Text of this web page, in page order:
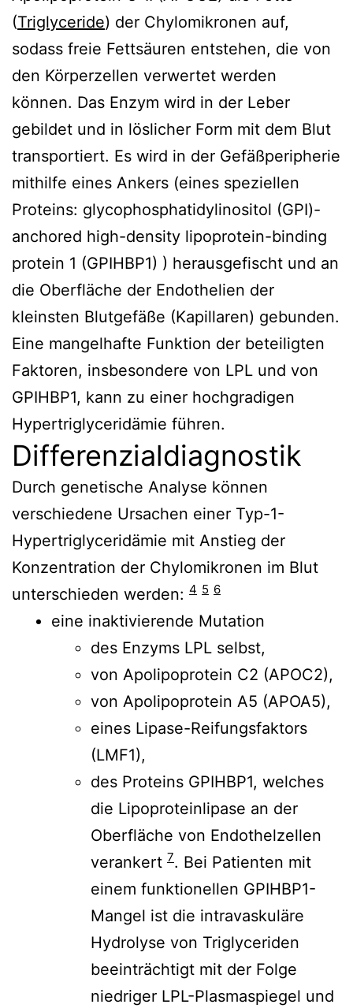
(Triglyceride) der Chylomikronen auf,
sodass freie Fettsäuren entstehen, die von
den Körperzellen verwertet werden
können. Das Enzym wird in der Leber
gebildet und in löslicher Form mit dem Blut
transportiert. Es wird in der Gefäßperipherie
mithilfe eines Ankers (eines speziellen
Proteins: glycophosphatidylinositol (GPI)-
anchored high-density lipoprotein-binding
protein 1 (GPIHBP1) ) herausgefischt und an
die Oberfläche der Endothelien der
kleinsten Blutgefäße (Kapillaren) gebunden.
Eine mangelhafte Funktion der beteiligten
Faktoren, insbesondere von LPL und von
GPIHBP1, kann zu einer hochgradigen
Hypertriglyceridämie führen.
Differenzialdiagnostik
Durch genetische Analyse können
verschiedene Ursachen einer Typ-1-
Hypertriglyceridämie mit Anstieg der
Konzentration der Chylomikronen im Blut
unterschieden werden: 4 5 6
eine inaktivierende Mutation
des Enzyms LPL selbst,
von Apolipoprotein C2 (APOC2),
von Apolipoprotein A5 (APOA5),
eines Lipase-Reifungsfaktors
(LMF1),
des Proteins GPIHBP1, welches
die Lipoproteinlipase an der
Oberfläche von Endothelzellen
verankert 7. Bei Patienten mit
einem funktionellen GPIHBP1-
Mangel ist die intravaskuläre
Hydrolyse von Triglyceriden
beeinträchtigt mit der Folge
niedriger LPL-Plasmaspiegel und